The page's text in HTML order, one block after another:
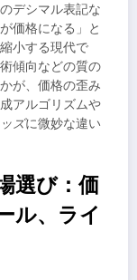
デシマル表記な
価格になる」と
小する現代で
傾向などの質の
が、価格の歪み
アルゴリズムや
ズに微妙な違い
選び：価
ル、ライ